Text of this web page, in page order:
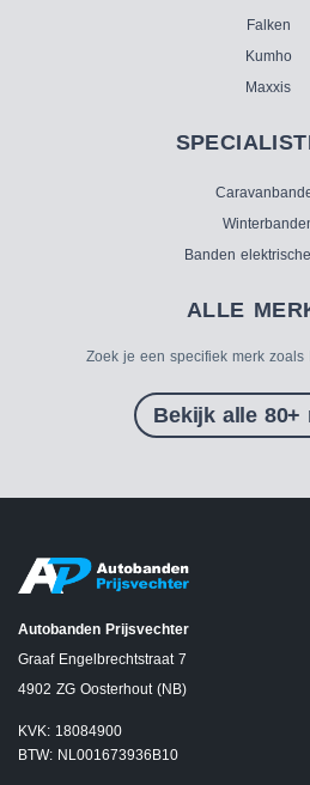
Falken
Kumho
Maxxis
Banden
ALLE
Zoek je een specifiek merk zoals
Bekijk alle 80+
Autobanden Prijsvechter
Graaf Engelbrechtstraat 7
4902 ZG Oosterhout (NB)
KVK: 18084900
BTW: NL001673936B10